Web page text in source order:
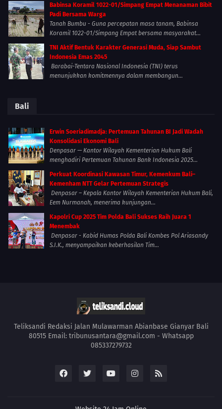
Babinsa Koramil 1022-01/Simpang Empat Menanaman Bibit
Padi Bersama Warga
Tanah Bumbu - Guna percepatan masa tanam, Babinsa
Koramil 1022-01/Simpang Empat bersama masyarakat...
TNI Aktif Bentuk Karakter Generasi Muda, Siap Sambut
Indonesia Emas 2045
Barabai-Tentara Nasional Indonesia (TNI) terus
menunjukkan komitmennya dalam membangun...
Bali
Erwin Soeriadimadja: Pertemuan Tahunan BI Jadi Wadah
Konsolidasi Ekonomi Bali
Denpasar — Kantor Wilayah Kementerian Hukum Bali
menghadiri Pertemuan Tahunan Bank Indonesia 2025...
Perkuat Koordinasi Kawasan Timur, Kemenkum Bali–
Kemenham NTT Gelar Pertemuan Strategis
Denpasar – Kepala Kantor Wilayah Kementerian Hukum Bali,
Eem Nurmanah, menerima kunjungan...
Kapolri Cup 2025 Tim Polda Bali Sukses Raih Juara 1
Menembak
Denpasar - Kabid Humas Polda Bali Kombes Pol Ariasandy
S.I.K., menyampaikan keberhasilan Tim...
Teliksandi Redaksi Jalan Mulawarman Abianbase Gianyar Bali
80515 Email: tribunusantara@gmail.com - Whatsapp
085337279732